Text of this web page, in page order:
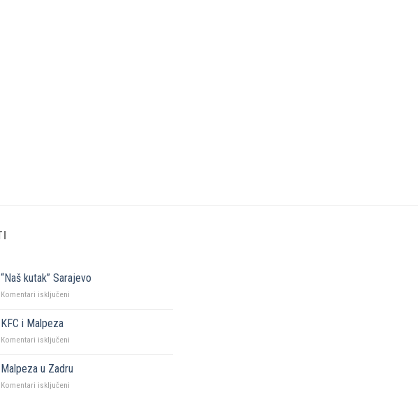
“Naš kutak” Sarajevo
Komentari isključeni
KFC i Malpeza
Komentari isključeni
Malpeza
Malpeza u Zadru
Komentari isključeni